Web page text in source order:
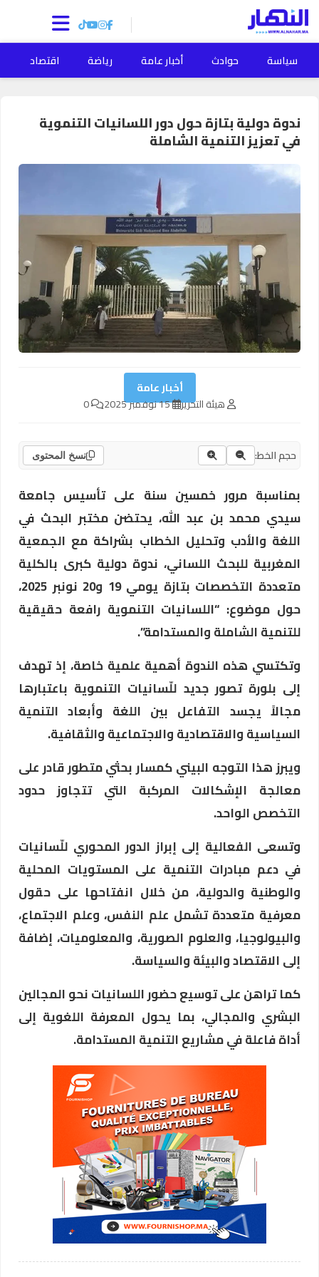
سياسة حوادث أخبار عامة رياضة اقتصاد
ندوة دولية بتازة حول دور اللسانيات التنموية
في تعزيز التنمية الشاملة
أخبار عامة
هيئة التحرير 15 نوفمبر 2025
حجم الخط: نسخ المحتوى
بمناسبة مرور خمسين سنة على تأسيس جامعة
سيدي محمد بن عبد الله، يحتضن مختبر البحث في
اللغة والأدب وتحليل الخطاب بشراكة مع الجمعية
المغربية للبحث اللساني، ندوة دولية كبرى بالكلية
متعددة التخصصات بتازة يومي 19 و20 نونبر 2025،
حول موضوع: “اللسانيات التنموية رافعة حقيقية
للتنمية الشاملة والمستدامة”.
وتكتسي هذه الندوة أهمية علمية خاصة، إذ تهدف
إلى بلورة تصور جديد للّسانيات التنموية باعتبارها
مجالاً يجسد التفاعل بين اللغة وأبعاد التنمية
السياسية والاقتصادية والاجتماعية والثقافية.
ويبرز هذا التوجه البيني كمسار بحثي متطور قادر على
معالجة الإشكالات المركبة التي تتجاوز حدود
التخصص الواحد.
وتسعى الفعالية إلى إبراز الدور المحوري للّسانيات
في دعم مبادرات التنمية على المستويات المحلية
والوطنية والدولية، من خلال انفتاحها على حقول
معرفية متعددة تشمل علم النفس، وعلم الاجتماع،
والبيولوجيا، والعلوم الصورية، والمعلوميات، إضافة
إلى الاقتصاد والبيئة والسياسة.
كما تراهن على توسيع حضور اللسانيات نحو المجالين
البشري والمجالي، بما يحول المعرفة اللغوية إلى
أداة فاعلة في مشاريع التنمية المستدامة.